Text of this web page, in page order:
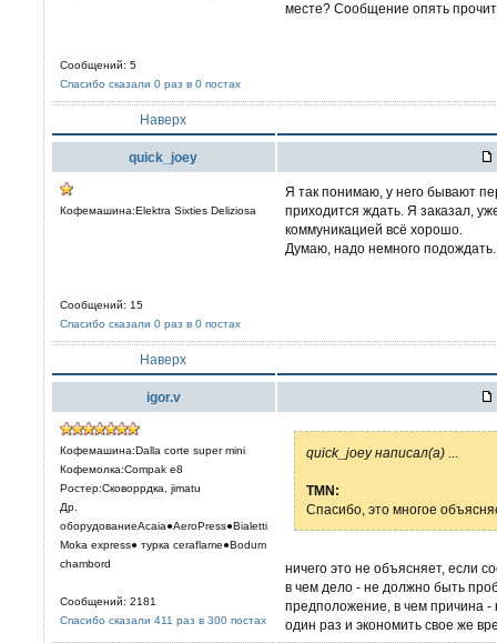
Сообщений: 5
Спасибо сказали 0 раз в 0 постах
месте? Сообщение опять
Наверх
quick_joey
Кофемашина:Elektra Sixties Deliziosa
Сообщений: 15
Спасибо сказали 0 раз в 0 постах
Я так понимаю, у него бывают
приходится ждать. Я заказал,
коммуникацией всё хорошо.
Думаю, надо немного подождать.
Наверх
igor.v
Кофемашина:Dalla corte super mini
Кофемолка:Compak e8
Ростер:Сковоррдка, jimatu
Др.
оборудованиеAcaia●AeroPress●Bialetti
Moka express● турка сeraflame●Bodum
chambord
Сообщений: 2181
Спасибо сказали 411 раз в 300 постах
quick_joey написал(а)
TMN:
Спасибо, это многое
ничего это не объясняет, если
в чем дело - не должно быть
предположение, в чем причина -
один раз и экономить свое же